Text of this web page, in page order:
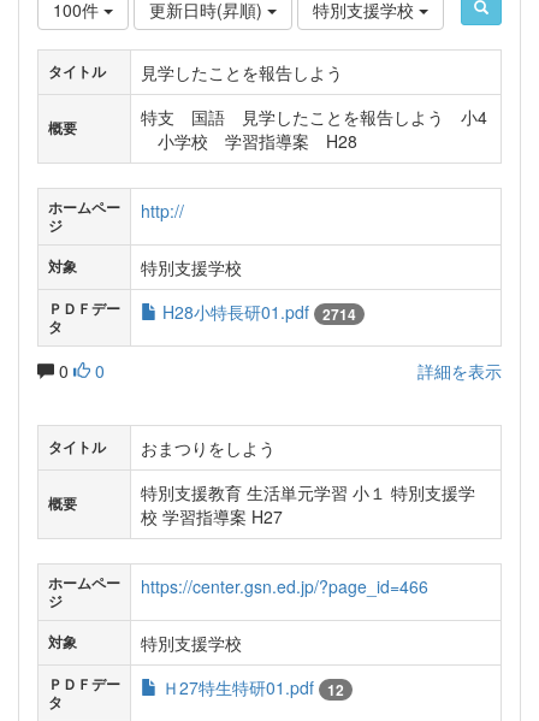
100件 更新日時(昇順) 特別支援学校
タイトル 見学したことを報告しよう
概要
特支 国語 見学したことを報告しよう 小4
小学校 学習指導案 H28
ホームペー
ジ
http://
対象 特別支援学校
ＰＤＦデー
タ
H28小特長研01.pdf 2714
0 0 詳細を表示
タイトル おまつりをしよう
概要
特別支援教育 生活単元学習 小１ 特別支援学
校 学習指導案 H27
ホームペー
ジ
https://center.gsn.ed.jp/?page_id=466
対象 特別支援学校
ＰＤＦデー
タ
Ｈ27特生特研01.pdf 12